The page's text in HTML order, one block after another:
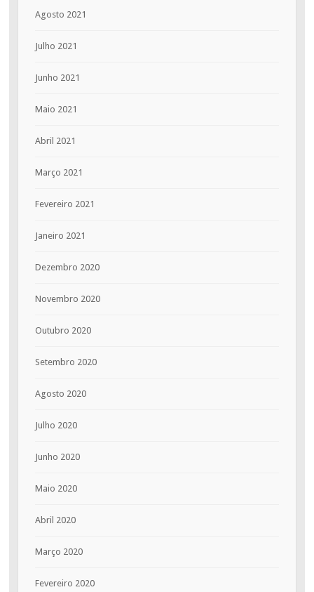
Agosto 2021
Julho 2021
Junho 2021
Maio 2021
Abril 2021
Março 2021
Fevereiro 2021
Janeiro 2021
Dezembro 2020
Novembro 2020
Outubro 2020
Setembro 2020
Agosto 2020
Julho 2020
Junho 2020
Maio 2020
Abril 2020
Março 2020
Fevereiro 2020